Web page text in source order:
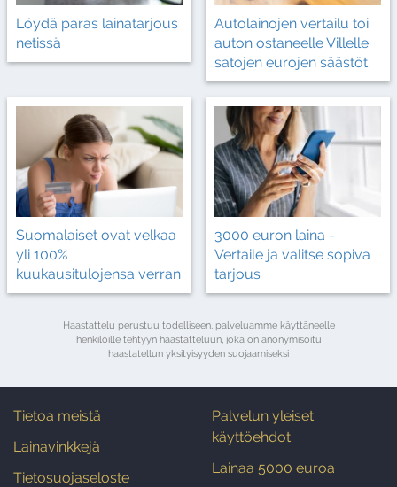
Löydä paras lainatarjous
netissä
Autolainojen vertailu toi
auton ostaneelle Villelle
satojen eurojen säästöt
Suomalaiset ovat velkaa
yli 100%
kuukausitulojensa verran
3000 euron laina -
Vertaile ja valitse sopiva
tarjous
Haastattelu perustuu todelliseen, palveluamme käyttäneelle
henkilöille tehtyyn haastatteluun, joka on anonymisoitu
haastatellun yksityisyyden suojaamiseksi
Tietoa meistä
Lainavinkkejä
Tietosuojaseloste
Palvelun yleiset
käyttöehdot
Lainaa 5000 euroa